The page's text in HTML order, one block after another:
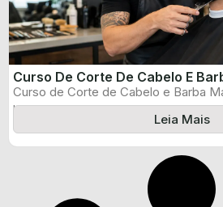
Curso De Corte De Cabelo E
Curso de Corte de Cabelo e Barba
horas, certificado ...
Leia Mais